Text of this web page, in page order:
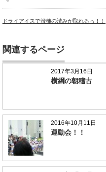
ドライアイスで渋柿の渋みが取れるっ！！
関連するページ
2017年3月16日
横綱の朝稽古
2016年10月11日
運動会！！